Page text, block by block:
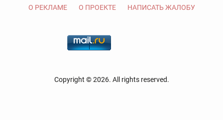
О РЕКЛАМЕ О ПРОЕКТЕ НАПИСАТЬ ЖАЛОБУ
Copyright © 2026. All rights reserved.